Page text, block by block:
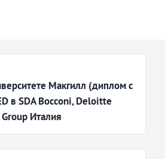
Макгилл (диплом с
в SDA Bocconi, Deloitte
Италия